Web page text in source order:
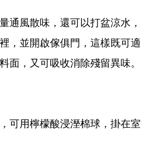
通風散味，還可以打盆涼水，
，並開啟傢俱門，這樣既可適
面，又可吸收消除殘留異味。
可用檸檬酸浸溼棉球，掛在室